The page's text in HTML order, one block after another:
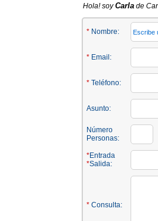
Hola! soyCarla de
* Nombre:
* Email:
* Teléfono:
Asunto:
Número
Personas:
*Entrada
*Salida:
* Consulta: